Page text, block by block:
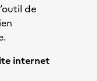
de
.
internet